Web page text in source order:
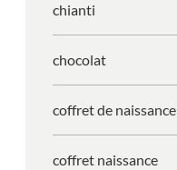
chianti
chocolat
coffret de naissance
coffret naissance